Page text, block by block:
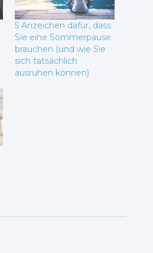
5 Anzeichen dafür, dass
Sie eine Sommerpause
brauchen (und wie Sie
sich tatsächlich
ausruhen können)